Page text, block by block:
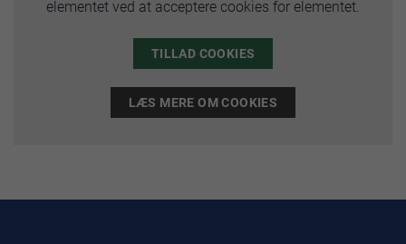
elementet ved at acceptere cookies for elementet.
TILLAD COOKIES
LÆS MERE OM COOKIES